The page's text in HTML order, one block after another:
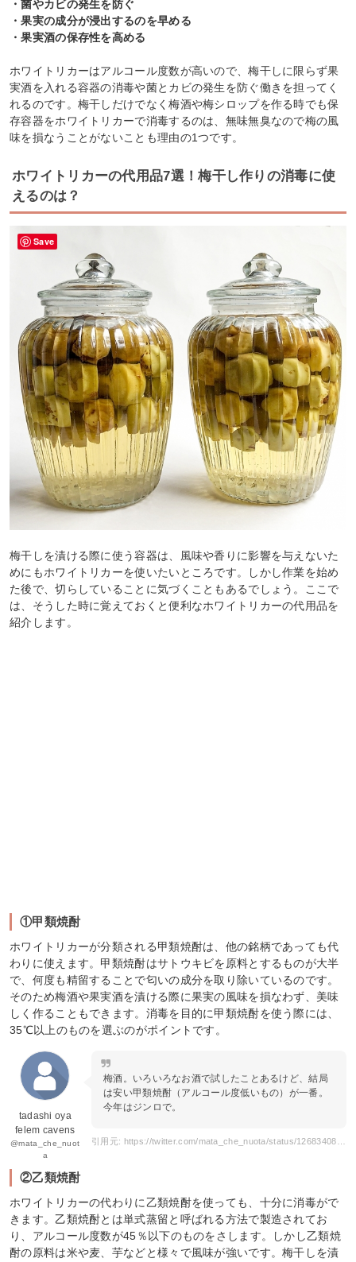
・菌やカビの発生を防ぐ
・果実の成分が浸出するのを早める
・果実酒の保存性を高める
ホワイトリカーはアルコール度数が高いので、梅干しに限らず果
実酒を入れる容器の消毒や菌とカビの発生を防ぐ働きを担ってく
れるのです。梅干しだけでなく梅酒や梅シロップを作る時でも保
存容器をホワイトリカーで消毒するのは、無味無臭なので梅の風
味を損なうことがないことも理由の1つです。
ホワイトリカーの代用品7選！梅干し作りの消毒に使
えるのは？
梅干しを漬ける際に使う容器は、風味や香りに影響を与えないた
めにもホワイトリカーを使いたいところです。しかし作業を始め
た後で、切らしていることに気づくこともあるでしょう。ここで
は、そうした時に覚えておくと便利なホワイトリカーの代用品を
紹介します。
①甲類焼酎
ホワイトリカーが分類される甲類焼酎は、他の銘柄であっても代
わりに使えます。甲類焼酎はサトウキビを原料とするものが大半
で、何度も精留することで匂いの成分を取り除いているのです。
そのため梅酒や果実酒を漬ける際に果実の風味を損なわず、美味
しく作ることもできます。消毒を目的に甲類焼酎を使う際には、
35℃以上のものを選ぶのがポイントです。
tadashi oya
felem cavens
@mata_che_nuot
a
梅酒。いろいろなお酒で試したことあるけど、結局
は安い甲類焼酎（アルコール度低いもの）が一番。
今年はジンロで。
引用元: https://twitter.com/mata_che_nuota/status/1268340850313924608?s=20
②乙類焼酎
ホワイトリカーの代わりに乙類焼酎を使っても、十分に消毒がで
きます。乙類焼酎とは単式蒸留と呼ばれる方法で製造されてお
り、アルコール度数が45％以下のものをさします。しかし乙類焼
酎の原料は米や麦、芋などと様々で風味が強いです。梅干しを漬
Save